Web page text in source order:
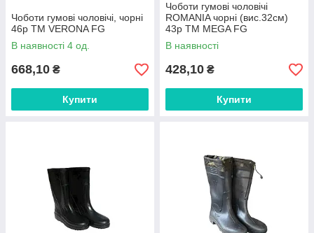
Чоботи гумові чоловічі, чорні
46р ТМ VERONA FG
В наявності 4 од.
668,10 ₴
Купити
Чоботи гумові чоловічі
ROMANIA чорні (вис.32см)
43р ТМ MEGA FG
В наявності
428,10 ₴
Купити